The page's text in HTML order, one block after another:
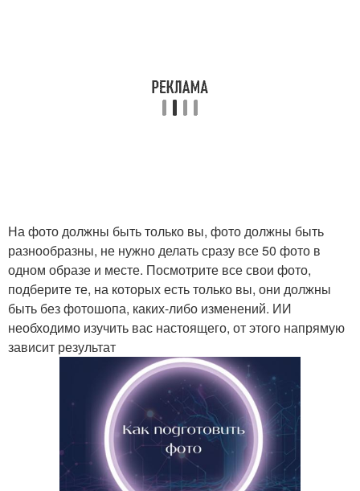
На фото должны быть только вы, фото должны быть
разнообразны, не нужно делать сразу все 50 фото в
одном образе и месте. Посмотрите все свои фото,
подберите те, на которых есть только вы, они должны
быть без фотошопа, каких-либо изменений. ИИ
необходимо изучить вас настоящего, от этого напрямую
зависит результат